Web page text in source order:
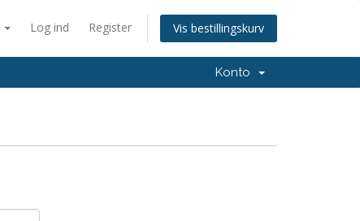
Log ind Register Vis bestillingskurv
Konto